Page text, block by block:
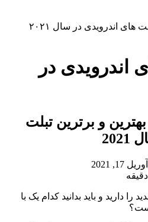
های اندرویدی در سال ۲۰۲۱
اندرویدی در
و برترین تبلت
آوریل 17, 2021
را دارید و باید بدانید کدام یک با